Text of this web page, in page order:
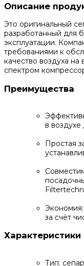
Описание
Это оригинальный
разработанный для
эксплуатации.
требованиями к
качество воздуха
спектром
Преимущества
в
Простая
за счёт
Характеристики
Тип: